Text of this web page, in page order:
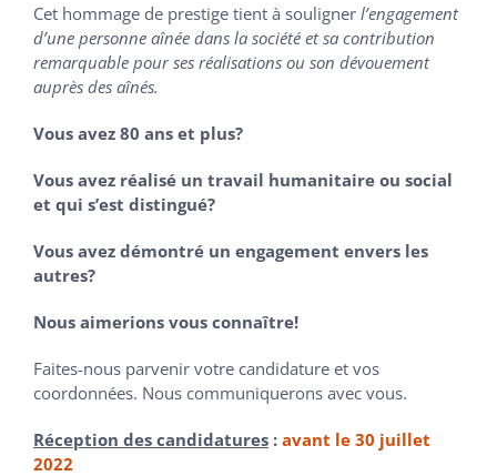
Cet hommage de prestige tient à souligner l’engagement
d’une personne aînée dans la société et sa contribution
remarquable pour ses réalisations ou son dévouement
auprès des aînés.
Vous avez 80 ans et plus?
Vous avez réalisé un travail humanitaire ou social
et qui s’est distingué?
Vous avez démontré un engagement envers les
autres?
Nous aimerions vous connaître!
Faites-nous parvenir votre candidature et vos
coordonnées. Nous communiquerons avec vous.
Réception des candidatures: avant le 30 juillet
2022